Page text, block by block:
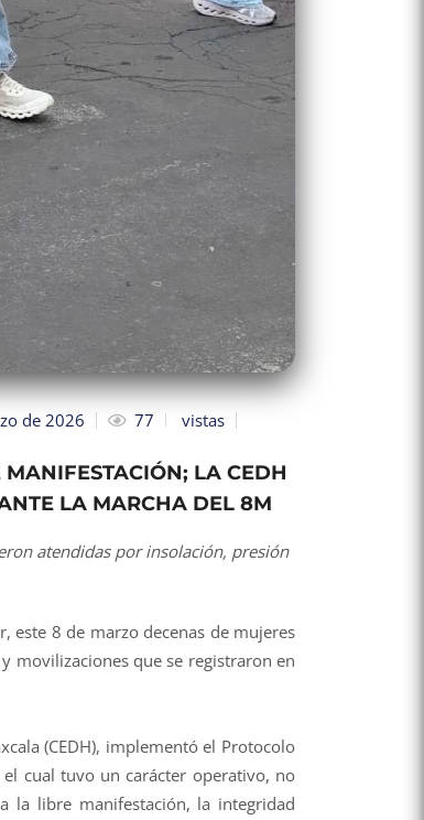
de 2026 77 vistas
MANIFESTACIÓN; LA CEDH
LA MARCHA DEL 8M
atendidas por insolación, presión
este 8 de marzo decenas de mujeres
movilizaciones que se registraron en
(CEDH), implementó el Protocolo
cual tuvo un carácter operativo, no
la libre manifestación, la integridad